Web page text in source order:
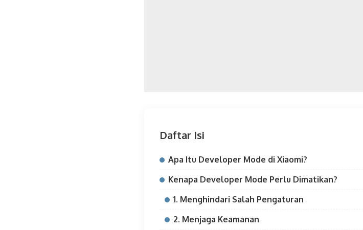
Daftar Isi
Apa Itu Developer Mode di Xiaomi?
Kenapa Developer Mode Perlu Dimatikan?
1. Menghindari Salah Pengaturan
2. Menjaga Keamanan